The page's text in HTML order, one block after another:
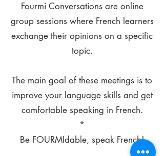
Fourmi Conversations are online
group sessions where French learners
exchange their opinions on a specific
topic.
The main goal of these meetings is to
improve your language skills and get
comfortable speaking in French.
*
Be FOURMIdable, speak French!